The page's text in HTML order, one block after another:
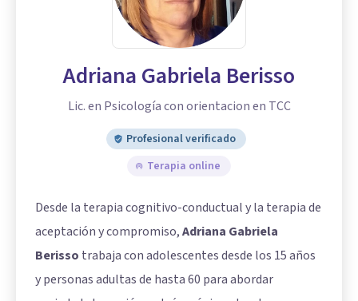
Adriana Gabriela Berisso
Lic. en Psicología con orientacion en TCC
Profesional verificado
Terapia online
Desde la terapia cognitivo-conductual y la terapia de
aceptación y compromiso,Adriana Gabriela
Berisso trabaja con adolescentes desde los 15 años
y personas adultas de hasta 60 para abordar